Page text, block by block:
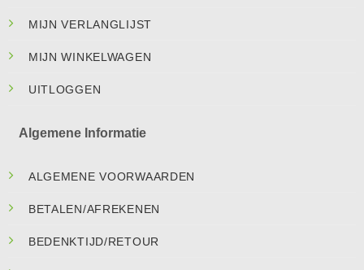
MIJN VERLANGLIJST
MIJN WINKELWAGEN
UITLOGGEN
Algemene Informatie
ALGEMENE VOORWAARDEN
BETALEN/AFREKENEN
BEDENKTIJD/RETOUR